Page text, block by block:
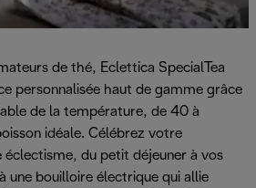
de thé, Eclettica SpecialTea
personnalisée haut de gamme grâce
de la température, de 40 à
idéale. Célébrez votre
du petit déjeuner à vos
une bouilloire électrique qui allie